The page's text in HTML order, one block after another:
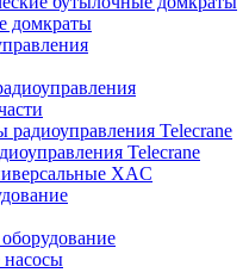
домкраты
радиоуправления Telecrane
Telecrane
XAC
насосы